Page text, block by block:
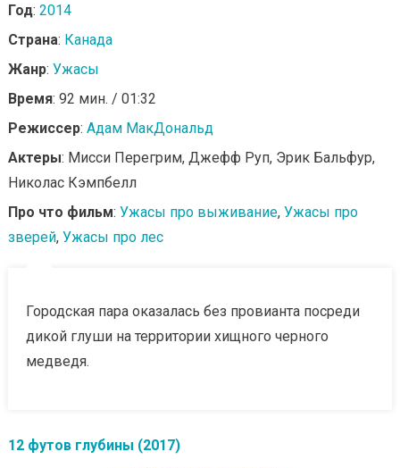
Год: 2014
Страна: Канада
Жанр: Ужасы
Время: 92 мин. / 01:32
Режиссер: Адам МакДональд
Актеры: Мисси Перегрим, Джефф Руп, Эрик Бальфур,
Николас Кэмпбелл
Про что фильм: Ужасы про выживание, Ужасы про
зверей, Ужасы про лес
Городская пара оказалась без провианта посреди
дикой глуши на территории хищного черного
медведя.
12 футов глубины (2017)